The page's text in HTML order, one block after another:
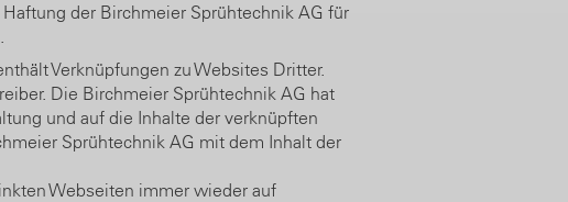
der Birchmeier Sprühtechnik AG für
Verknüpfungen zu Websites Dritter.
Die Birchmeier Sprühtechnik AG hat
und auf die Inhalte der verknüpften
Sprühtechnik AG mit dem Inhalt der
Webseiten immer wieder auf